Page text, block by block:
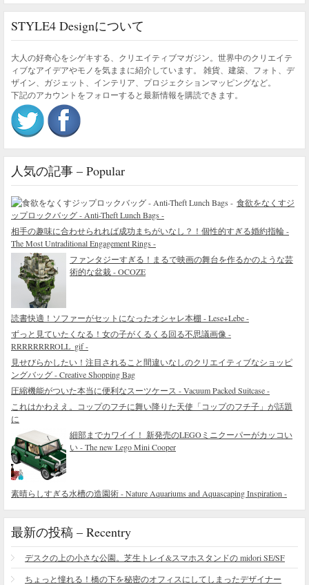
STYLE4 Designについて
大人の好奇心をシゲキする、クリエイティブマガジン。世界中のクリエイテ
ィブなアイデアやモノを気ままに紹介しています。 雑貨、建築、フォト、デ
ザイン、ガジェット、インテリア、プロジェクションマッピングなど。
下記のアカウントをフォローすると最新情報を購読できます。
人気の記事 – Popular
食欲をなくすジ
ップロックバッグ - Anti-Theft Lunch Bags -
相手の趣味に合わせられれば成功まちがいなし？！個性的すぎる婚約指輪 -
The Most Untraditional Engagement Rings -
ファンタジーすぎる！まるで映画の舞台を作るかのような芸
術的な盆栽 - OCOZE
読書快適！ソファーがセットになったオシャレ本棚 - Lese+Lebe -
ずっと見ていたくなる！女の子がくるくる回る不思議画像 -
RRRRRRRROLL_gif -
見せびらかしたい！注目されること間違いなしのクリエイティブなショッピ
ングバッグ - Creative Shopping Bag
圧縮機能がついた本当に便利なスーツケース - Vacuum Packed Suitcase -
これはかわええ。コップのフチに舞い降りた天使「コップのフチ子」が話題
に
細部までカワイイ！ 新発売のLEGOミニクーパーがカッコい
い - The new Lego Mini Cooper
素晴らしすぎる水槽の造園術 - Nature Aquariums and Aquascaping Inspiration -
最新の投稿 – Recentry
デスクの上の小さな公園。芝生トレイ&スマホスタンドの midori SE/SF
ちょっと憧れる！橋の下を秘密のオフィスにしてしまったデザイナー